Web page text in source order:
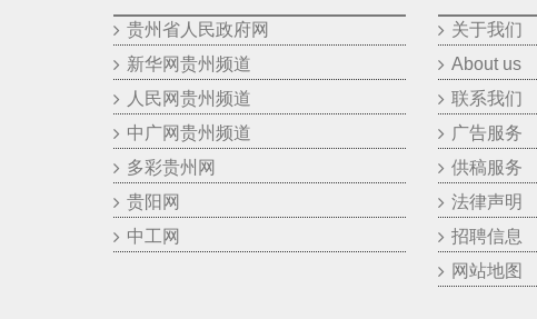
贵州省人民政府网
新华网贵州频道
人民网贵州频道
中广网贵州频道
多彩贵州网
贵阳网
中工网
关于我们
About us
联系我们
广告服务
供稿服务
法律声明
招聘信息
网站地图